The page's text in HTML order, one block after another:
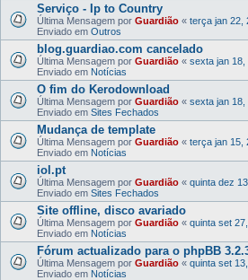
Serviço - Ip to Country
Última Mensagem por Guardião « terça jan 22,
Enviado em Outros
blog.guardiao.com cancelado
Última Mensagem por Guardião « sexta jan 18,
Enviado em Notícias
O fim do Kerodownload
Última Mensagem por Guardião « sexta jan 18,
Enviado em Sites Fechados
Mudança de template
Última Mensagem por Guardião « terça jan 15,
Enviado em Notícias
iol.pt
Última Mensagem por Guardião « quinta dez
Enviado em Sites Fechados
Site offline, disco avariado
Última Mensagem por Guardião « quinta set
Enviado em Notícias
Fórum actualizado para o phpBB
Última Mensagem por Guardião « quinta set
Enviado em Notícias